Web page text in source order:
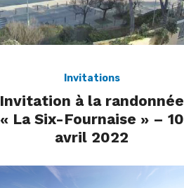
Invitations
Invitation à la randonnée
« La Six-Fournaise » – 10
avril 2022